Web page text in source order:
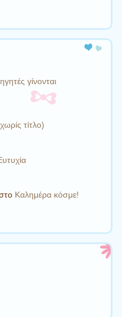
γίνονται
τίτλο)
Καλημέρα κόσμε!